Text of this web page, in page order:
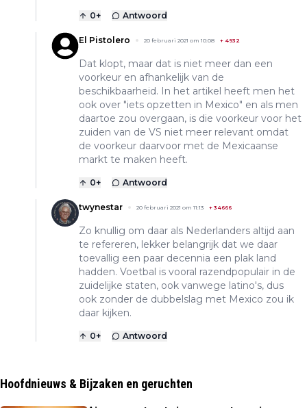
0+ Antwoord
El Pistolero 20 februari 2021 om 10:08 + 4932
Dat klopt, maar dat is niet meer dan een
voorkeur en afhankelijk van de
beschikbaarheid. In het artikel heeft men het
ook over "iets opzetten in Mexico" en als men
daartoe zou overgaan, is die voorkeur voor het
zuiden van de VS niet meer relevant omdat
de voorkeur daarvoor met de Mexicaanse
markt te maken heeft.
0+ Antwoord
twynestar 20 februari 2021 om 11:13 + 34666
Zo knullig om daar als Nederlanders altijd aan
te refereren, lekker belangrijk dat we daar
toevallig een paar decennia een plak land
hadden. Voetbal is vooral razendpopulair in de
zuidelijke staten, ook vanwege latino's, dus
ook zonder de dubbelslag met Mexico zou ik
daar kijken.
0+ Antwoord
Hoofdnieuws & Bijzaken en geruchten